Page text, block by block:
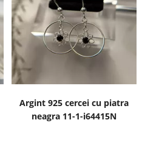
Argint 925 cercei cu piatra
neagra 11-1-i64415N